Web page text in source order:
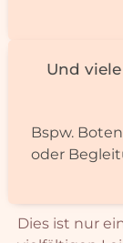
Und
Bspw.
oder
Dies ist nur